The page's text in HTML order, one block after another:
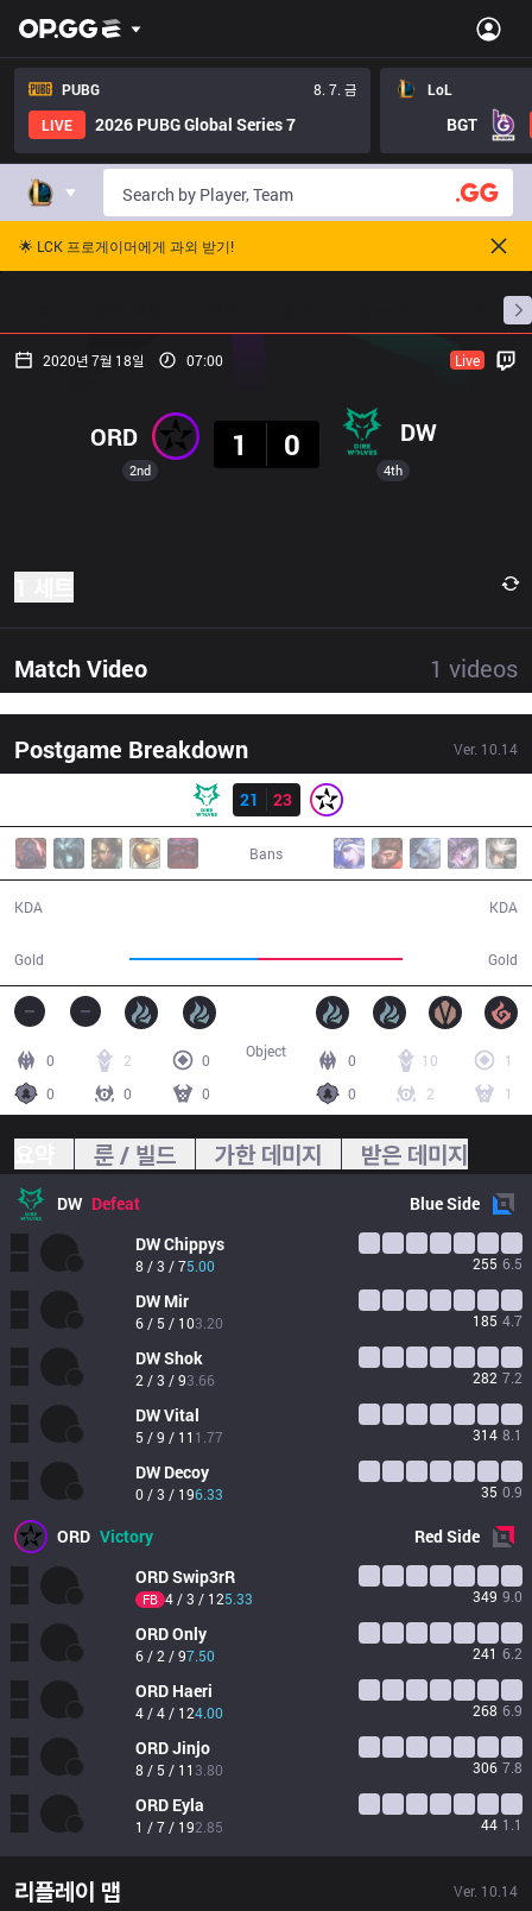
PUBG
8. 7. 금
LIVE
2026 PUBG Global Series 7
LoL
BGT
🌟 LCK 프로게이머에게 과외 받기!
프로빌
2020년 7월 18일 07:00 Live
2nd
ORD
1
0 DW
4th
Match Video 1 videos
Postgame Breakdown Ver. 10.14
21
23
Bans
KDA
Gold Gold
KDA
0 2
0
0
0 0
0 10
1
0
2 1
Object
룬 / 빌드 가한 데미지 받은 데미지
DW Defeat BlueSide
DWChippys
8 / 3 / 75.00 255 6.5
DW Mir
6 / 5 / 103.20 185 4.7
DWShok
2 / 3 / 93.66 282 7.2
DWVital
5 / 9 / 11 1.77 314 8.1
DW Decoy
0 / 3 / 196.33 35 0.9
ORD Victory RedSide
ORDSwip3rR
FB 4 / 3 / 125.33 349 9.0
ORDOnly
6 / 2 / 97.50 241 6.2
ORD Haeri
4 / 4 / 124.00 268 6.9
ORDJinjo
8 / 5 / 11 3.80 306 7.8
ORD Eyla
1 / 7 / 192.85 44 1.1
리플레이 맵 Ver. 10.14